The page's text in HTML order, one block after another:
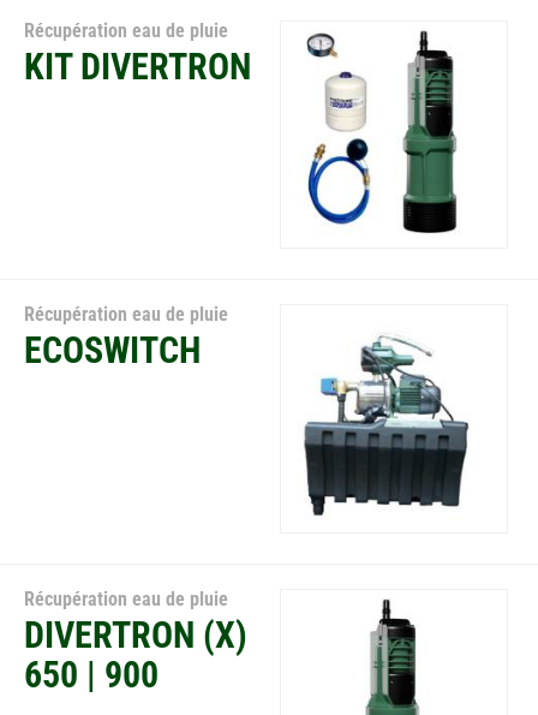
Récupération eau de pluie
KIT DIVERTRON
Récupération eau de pluie
ECOSWITCH
Récupération eau de pluie
DIVERTRON (X)
650 | 900